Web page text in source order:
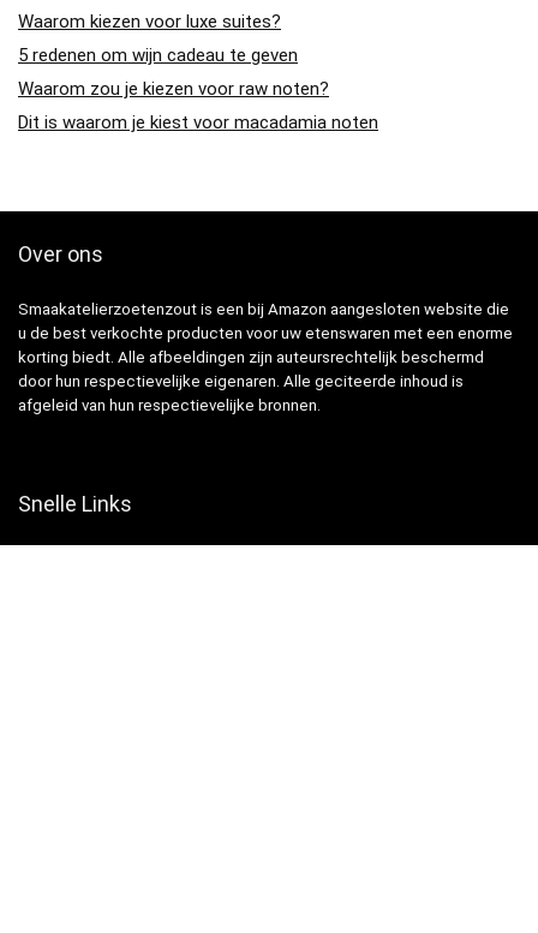
Waarom kiezen voor luxe suites?
5 redenen om wijn cadeau te geven
Waarom zou je kiezen voor raw noten?
Dit is waarom je kiest voor macadamia noten
Over ons
Smaakatelierzoetenzout is een bij Amazon aangesloten website die
u de best verkochte producten voor uw etenswaren met een enorme
korting biedt. Alle afbeeldingen zijn auteursrechtelijk beschermd
door hun respectievelijke eigenaren. Alle geciteerde inhoud is
afgeleid van hun respectievelijke bronnen.
Snelle Links